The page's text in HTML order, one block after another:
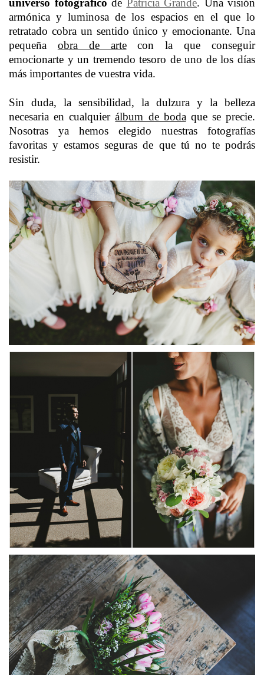
universo fotográfico de Patricia Grande. Una visión
armónica y luminosa de los espacios en el que lo
retratado cobra un sentido único y emocionante. Una
pequeña obra de artecon la que conseguir
emocionarte y un tremendo tesoro de uno de los días
más importantes de vuestra vida.
Sin duda, la sensibilidad, la dulzura y la belleza
necesaria en cualquierálbum de bodaque se precie.
Nosotras ya hemos elegido nuestras fotografías
favoritas y estamos seguras de que tú no te podrás
resistir.